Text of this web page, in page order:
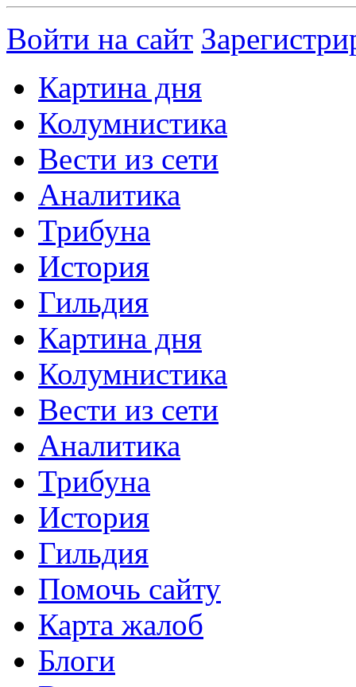
Войти на сайт
Картина дня
Колумнистика
Вести из сети
Аналитика
Трибуна
История
Гильдия
Картина дня
Колумнистика
Вести из сети
Аналитика
Трибуна
История
Гильдия
Помочь сайту
Карта жалоб
Блоги